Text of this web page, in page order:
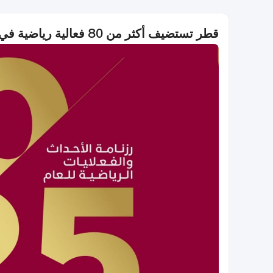
قطر تستضيف أكثر من 80 فعالية رياضية في عام 2025